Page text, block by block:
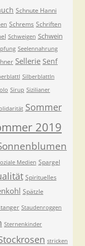
Schnute Hanni
Schrems Schriften
Schweigen Schwein
Seelennahrung
Sellerie Senf
Silberblattln
Sirup Sizilianer
Sommer
2019
Medien Spargel
Spirituelles
Spätzle
Staudenroggen
Sternenkinder
stricken